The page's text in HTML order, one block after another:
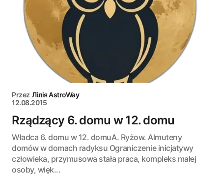
Przez Лілія AstroWay
12.08.2015
Rządzący 6. domu w 12. domu
Władca 6. domu w 12. domuA. Ryżow. Almuteny
domów w domach radyksu Ograniczenie inicjatywy
człowieka, przymusowa stała praca, kompleks małej
osoby, więk...